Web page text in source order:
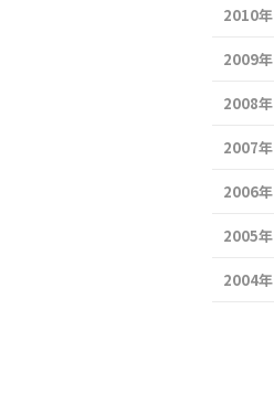
2010年
2009年
2008年
2007年
2006年
2005年
2004年